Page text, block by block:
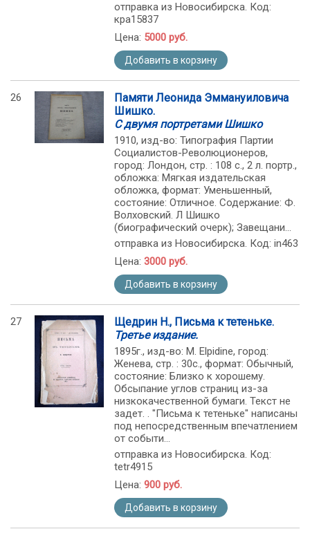
отправка из Новосибирска. Код:
кра15837
Цена: 5000 руб.
Добавить в корзину
26
Памяти Леонида Эммануиловича
Шишко.
С двумя портретами Шишко
1910, изд-во: Типография Партии
Социалистов-Революционеров,
город: Лондон, стр. : 108 с., 2 л. портр.,
обложка: Мягкая издательская
обложка, формат: Уменьшенный,
состояние: Отличное. Содержание: Ф.
Волховский. Л Шишко
(биографический очерк); Завещани...
отправка из Новосибирска. Код: in463
Цена: 3000 руб.
Добавить в корзину
27
Щедрин Н., Письма к тетеньке.
Третье издание.
1895г., изд-во: M. Elpidine, город:
Женева, стр. : 30с., формат: Обычный,
состояние: Близко к хорошему.
Обсыпание углов страниц из-за
низкокачественной бумаги. Текст не
задет. . "Письма к тетеньке" написаны
под непосредственным впечатлением
от событи...
отправка из Новосибирска. Код:
tetr4915
Цена: 900 руб.
Добавить в корзину